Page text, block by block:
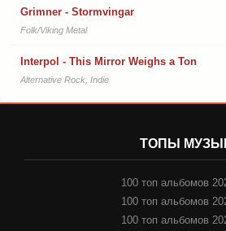
Grimner - Stormvingar
Folk/Viking Metal
Interpol - This Mirror Weighs a Ton
Alternative Rock, Indie
ТОПЫ
100 топ альбомов
100 топ альбомов
100 топ альбомов